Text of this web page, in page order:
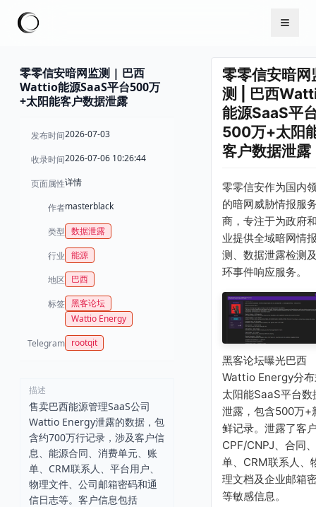
零零信安暗网监测 | 巴西
Wattio能源SaaS平台500万
+太阳能客户数据泄露
发布时间2026-07-03
收录时间2026-07-06 10:26:44
页面属性详情
作者masterblack
类型 数据泄露
行业 能源
地区 巴西
标签 黑客论坛
Wattio Energy
Telegram rootqit
描述
售卖巴西能源管理SaaS公司
Wattio Energy泄露的数据，包
含约700万行记录，涉及客户信
息、能源合同、消费单元、账
单、CRM联系人、平台用户、
物理文件、公司邮箱密码和通
信日志等。客户信息包括
零零信安暗网
测 | 巴西
能源SaaS平
500万+太阳
客户数据泄露
零零信安作为国内
的暗网威胁情报服
商，专注于为政府
业提供全域暗网情
测、数据泄露检测
环事件响应服务。
黑客论坛曝光巴西
Wattio Energy分
太阳能SaaS平台数
泄露，包含500万+
鲜记录。泄露了客
CPF/CNPJ、合同
单、CRM联系人、
理文档及企业邮箱
等敏感信息。